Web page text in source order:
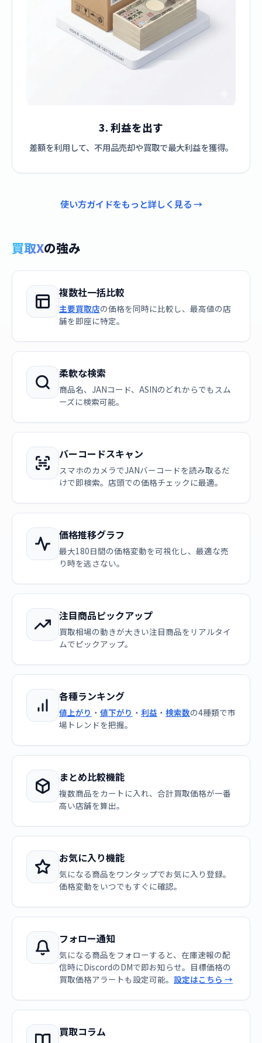
3. 利益を出す
差額を利用して、不用品売却や買取で最大利益を獲得。
使い方ガイドをもっと詳しく見る →
買取Xの強み
複数社一括比較
主要買取店の価格を同時に比較し、最高値の店
舗を即座に特定。
柔軟な検索
商品名、JANコード、ASINのどれからでもスム
ーズに検索可能。
バーコードスキャン
スマホのカメラでJANバーコードを読み取るだ
けで即検索。店頭での価格チェックに最適。
価格推移グラフ
最大180日間の価格変動を可視化し、最適な売
り時を逃さない。
注目商品ピックアップ
買取相場の動きが大きい注目商品をリアルタイ
ムでピックアップ。
各種ランキング
値上がり ・ 値下がり ・ 利益 ・ 検索数の4種類で市
場トレンドを把握。
まとめ比較機能
複数商品をカートに入れ、合計買取価格が一番
高い店舗を算出。
お気に入り機能
気になる商品をワンタップでお気に入り登録。
価格変動をいつでもすぐに確認。
フォロー通知
気になる商品をフォローすると、在庫速報の配
信時にDiscordのDMで即お知らせ。目標価格の
買取価格アラートも設定可能。 設定はこちら →
買取コラム